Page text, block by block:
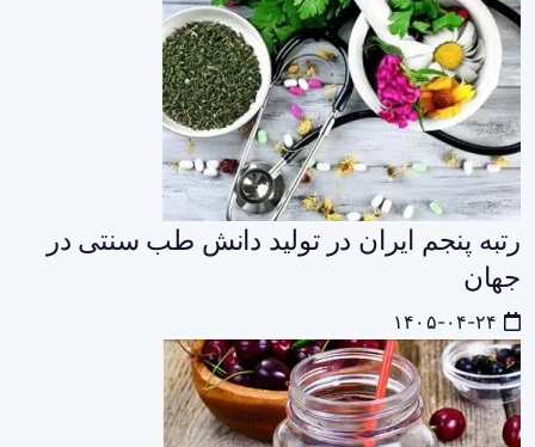
رتبه پنجم ایران در تولید دانش طب سنتی در
جهان